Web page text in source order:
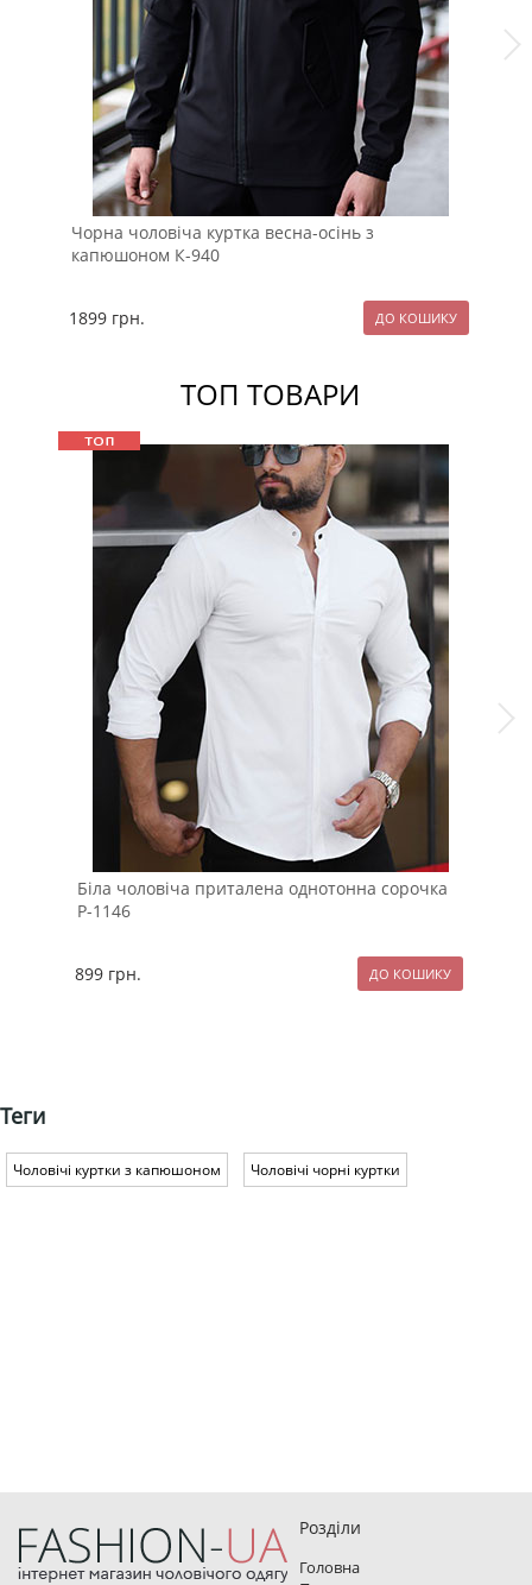
Чорна чоловіча куртка весна-осінь з
капюшоном К-940
1899 грн.
ТОП ТОВАРИ
Біла чоловіча приталена однотонна сорочка
Р-1146
899 грн.
Теги
Чоловічі куртки з капюшоном Чоловічі чорні куртки
Розділи
Головна